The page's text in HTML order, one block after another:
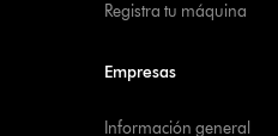
Registra tu máquina
Empresas
Información general